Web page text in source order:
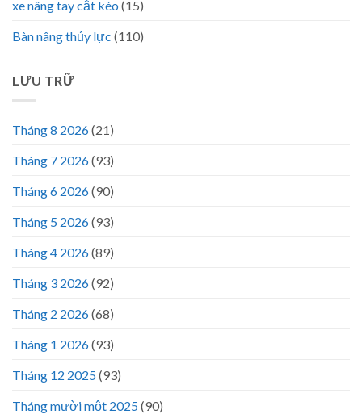
xe nâng tay cắt kéo (15)
Bàn nâng thủy lực (110)
LƯU TRỮ
Tháng 8 2026(21)
Tháng 7 2026(93)
Tháng 6 2026(90)
Tháng 5 2026(93)
Tháng 4 2026(89)
Tháng 3 2026(92)
Tháng 2 2026(68)
Tháng 1 2026(93)
Tháng 12 2025(93)
Tháng mười một 2025(90)